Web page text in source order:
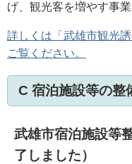
げ、観光客を増やす事
詳しくは「武雄市観光
ご覧ください。
C 宿泊施設等の整
武雄市宿泊施設等
了しました）